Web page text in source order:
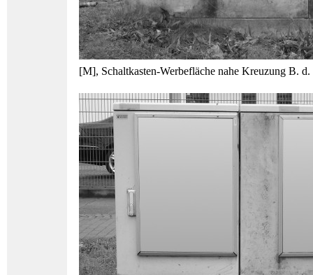
[M], Schaltkasten-Werbefläche nahe Kreuzung B.